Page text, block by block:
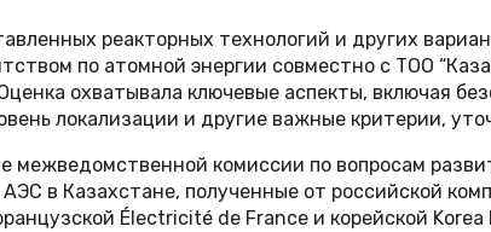
реакторных технологий и других
по атомной энергии совместно с ТОО
охватывала ключевые аспекты, включая
локализации и другие важные критерии,
межведомственной комиссии по вопросам
в Казахстане, полученные от российской
Électricité de France и корейской